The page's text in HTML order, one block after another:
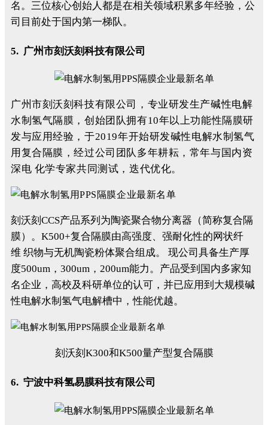
名。三位核心创始人都是在相关领域积累多年经验，公
司目前处于国内第一梯队。
5. 广州市刻沃刻科技有限公司
广州市刻沃刻科技有限公司，专业研发生产碱性电解
水制氢气隔膜，创始团队拥有10年以上功能性隔膜研
发与应用经验，于2019年开始研发碱性电解水制氢气
用复合隔膜，经过公司团队多年耕耘，常年与国内资
深电 化学专家共同测试，迭代优化。
刻沃刻CCS产品系列为陶瓷聚合物分离器（简称复合隔
膜）。K500+复合隔膜由高强度、强耐化性的网状纤
维 织物与无机陶瓷粉体聚合组成。 现公司具备生产厚
度500um，300um，200um能力。产品受到国内多家知
名企业，高校及科研单位的认可，并已应用到大规模碱
性电解水制氢气电解槽中，性能优越。
刻沃刻K300和K500量产型复合隔膜
6. 宁波中科氢易膜科技有限公司